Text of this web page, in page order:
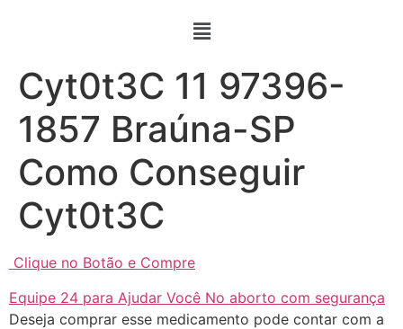
Cyt0t3C 11 97396-
1857 Braúna-SP
Como Conseguir
Cyt0t3C
Clique no Botão e Compre
Equipe 24 para Ajudar Você No aborto com segurança
Deseja comprar esse medicamento pode contar com a
... (1998989**** em
http://www.proaborto.com)
resposta" muito isso, disse tudo
22/05/2026 16:35:20